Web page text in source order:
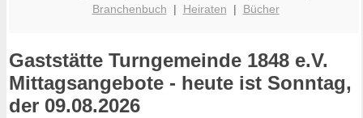
Branchenbuch | Heiraten | Bücher
Gaststätte Turngemeinde 1848 e.V.
Mittagsangebote - heute ist Sonntag,
der 09.08.2026